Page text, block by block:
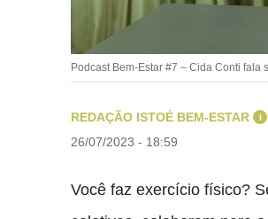
Podcast Bem-Estar #7 – Cida Conti
REDAÇÃO ISTOÉ BEM-ESTAR i
26/07/2023 - 18:59
Você faz exercício físico?